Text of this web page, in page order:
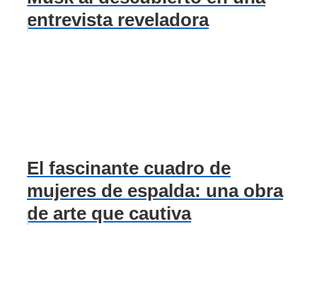
entrevista reveladora
El fascinante cuadro de
mujeres de espalda: una obra
de arte que cautiva